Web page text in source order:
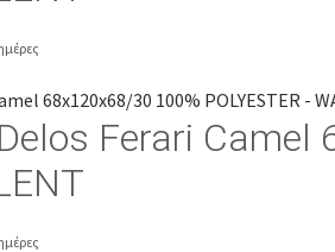
Ferari Camel